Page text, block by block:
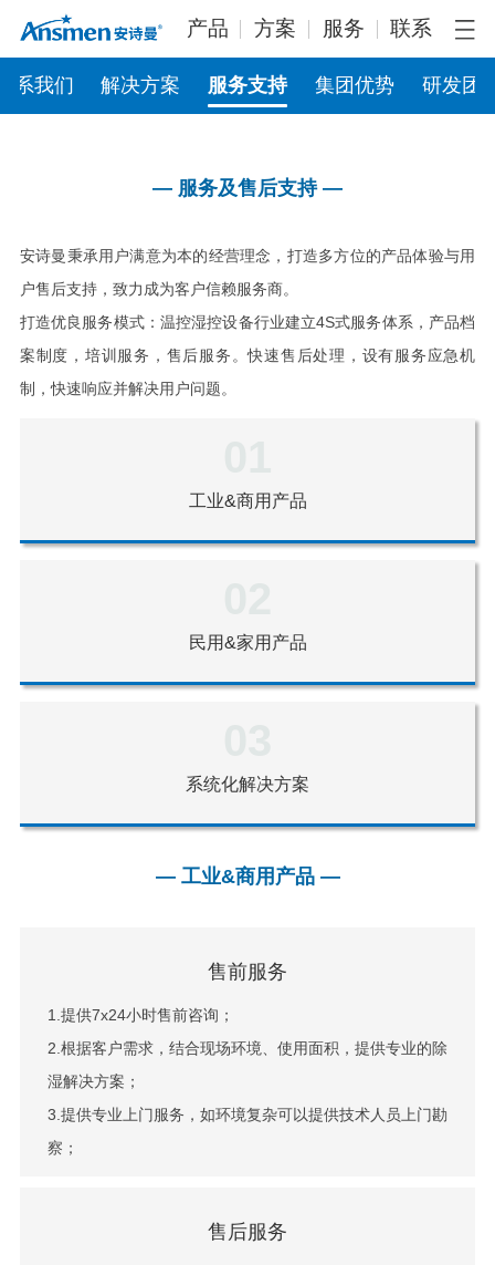
产品 方案 服务 联系
系我们 解决方案 服务支持 集团优势 研发团
— 服务及售后支持 —
安诗曼秉承用户满意为本的经营理念，打造多方位的产品体验与用
户售后支持，致力成为客户信赖服务商。
打造优良服务模式：温控湿控设备行业建立4S式服务体系，产品档
案制度，培训服务，售后服务。快速售后处理，设有服务应急机
制，快速响应并解决用户问题。
工业&商用产品
民用&家用产品
系统化解决方案
— 工业&商用产品 —
售前服务
1.提供7x24小时售前咨询；
2.根据客户需求，结合现场环境、使用面积，提供专业的除
湿解决方案；
3.提供专业上门服务，如环境复杂可以提供技术人员上门勘
察；
售后服务